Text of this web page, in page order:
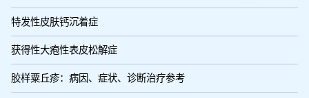
特发性皮肤钙沉着症
获得性大疱性表皮松解症
胶样粟丘疹：病因、症状、诊断治疗参考